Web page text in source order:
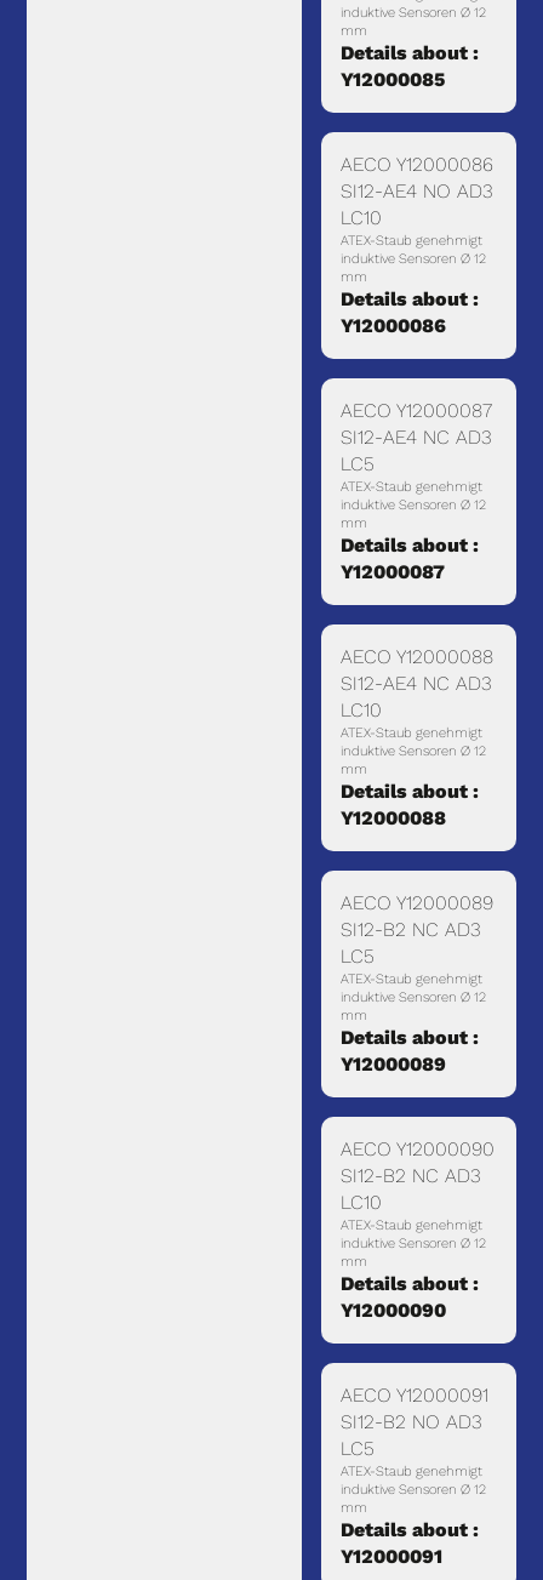
induktive Sensoren Ø 12
mm
Details about :
Y12000085
AECO Y12000086
SI12-AE4 NO AD3
LC10
ATEX-Staub genehmigt
induktive Sensoren Ø 12
mm
Details about :
Y12000086
AECO Y12000087
SI12-AE4 NC AD3
LC5
ATEX-Staub genehmigt
induktive Sensoren Ø 12
mm
Details about :
Y12000087
AECO Y12000088
SI12-AE4 NC AD3
LC10
ATEX-Staub genehmigt
induktive Sensoren Ø 12
mm
Details about :
Y12000088
AECO Y12000089
SI12-B2 NC AD3
LC5
ATEX-Staub genehmigt
induktive Sensoren Ø 12
mm
Details about :
Y12000089
AECO Y12000090
SI12-B2 NC AD3
LC10
ATEX-Staub genehmigt
induktive Sensoren Ø 12
mm
Details about :
Y12000090
AECO Y12000091
SI12-B2 NO AD3
LC5
ATEX-Staub genehmigt
induktive Sensoren Ø 12
mm
Details about :
Y12000091